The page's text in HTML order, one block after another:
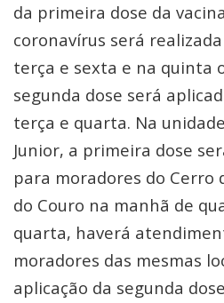
da primeira dose da
coronavírus será
terça e sexta e na quinta
segunda dose será
terça e quarta. Na
Junior, a primeira dose
para moradores do Cerro
do Couro na manhã de
quarta, haverá
moradores das mesmas
aplicação da segunda